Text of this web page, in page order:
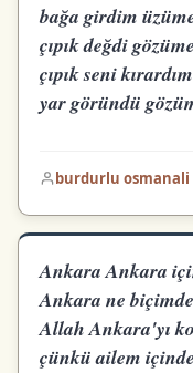
bağa girdim
çıpık değdi gözüme
çıpık seni kırardım
yar göründü
burdurlu osmanali
Ankara Ankara
Ankara ne biçimde
Allah Ankara'yı
çünkü ailem içinde